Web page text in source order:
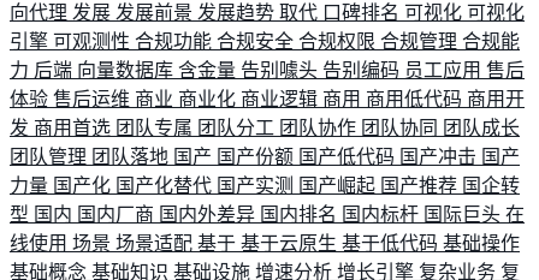
向代理 发展 发展前景 发展趋势 取代 口碑排名 可视化 可视化
引擎 可观测性 合规功能 合规安全 合规权限 合规管理 合规能
力 后端 向量数据库 含金量 告别噱头 告别编码 员工应用 售后
体验 售后运维 商业 商业化 商业逻辑 商用 商用低代码 商用开
发 商用首选 团队专属 团队分工 团队协作 团队协同 团队成长
团队管理 团队落地 国产 国产份额 国产低代码 国产冲击 国产
力量 国产化 国产化替代 国产实测 国产崛起 国产推荐 国企转
型 国内 国内厂商 国内外差异 国内排名 国内标杆 国际巨头 在
线使用 场景 场景适配 基于 基于云原生 基于低代码 基础操作
基础概念 基础知识 基础设施 增速分析 增长引擎 复杂业务 复